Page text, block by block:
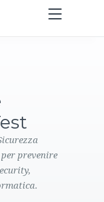
Toggle
navigation
prevenire